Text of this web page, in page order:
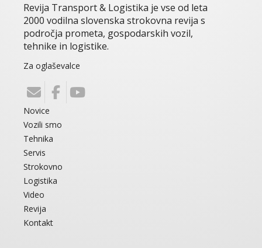
Revija Transport & Logistika je vse od leta
2000 vodilna slovenska strokovna revija s
področja prometa, gospodarskih vozil,
tehnike in logistike.
Za oglaševalce
Novice
Vozili smo
Tehnika
Servis
Strokovno
Logistika
Video
Revija
Kontakt